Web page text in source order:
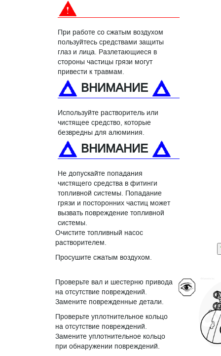
При работе со сжатым воздухом
пользуйтесь средствами защиты
глаз и лица. Разлетающиеся в
стороны частицы грязи могут
привести к травмам.
ВНИМАНИЕ
Используйте растворитель или
чистящее средство, которые
безвредны для алюминия.
ВНИМАНИЕ
Не допускайте попадания
чистящего средства в фитинги
топливной системы. Попадание
грязи и посторонних частиц может
вызвать повреждение топливной
системы.
Очистите топливный насос
растворителем.
Просушите сжатым воздухом.
Проверьте вал и шестерню привода
на отсутствие повреждений.
Замените поврежденные детали.
Проверьте уплотнительное кольцо
на отсутствие повреждений.
Замените уплотнительное кольцо
при обнаружении повреждений.